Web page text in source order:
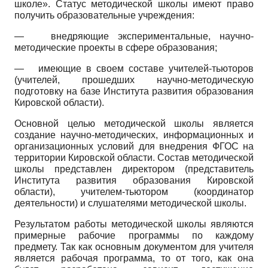
школе». Статус методической школы имеют право
получить образовательные учреждения:
— внедряющие экспериментальные, научно-
методические проекты в сфере образования;
— имеющие в своем составе учителей-тьюторов
(учителей, прошедших научно-методическую
подготовку на базе Института развития образования
Кировской области).
Основной целью методической школы является
создание научно-методических, информационных и
организационных условий для внедрения ФГОС на
территории Кировской области. Состав методической
школы представлен директором (представитель
Института развития образования Кировской
области), учителем-тьютором (координатор
деятельности) и слушателями методической школы.
Результатом работы методической школы являются
примерные рабочие программы по каждому
предмету. Так как основным документом для учителя
является рабочая программа, то от того, как она